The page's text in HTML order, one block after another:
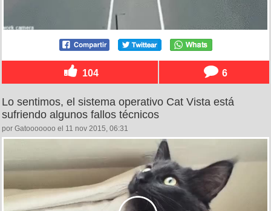
104 6
Lo sentimos, el sistema operativo Cat Vista está
sufriendo algunos fallos técnicos
por Gatooooooo el 11 nov 2015, 06:31